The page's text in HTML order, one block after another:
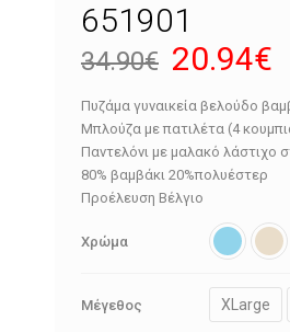
651901
34.90€ Original
price
was:
34.90€.
20.94€
Πυζάμα γυναικεία βελούδο
Μπλούζα με πατιλέτα (4
Παντελόνι με μαλακό λάστιχο
80% βαμβάκι 20%πολυέστερ
Προέλευση Βέλγιο
Χρώμα
Μέγεθος XLarge